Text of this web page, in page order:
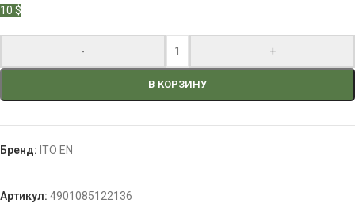
10 $
- +
В КОРЗИНУ
Бренд: ITO EN
Артикул: 4901085122136